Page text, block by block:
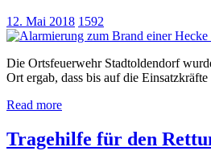
12. Mai 2018 1592
Die Ortsfeuerwehr Stadtoldendorf
Ort ergab, dass bis auf die Einsatzkräfte
Read more
Tragehilfe für den